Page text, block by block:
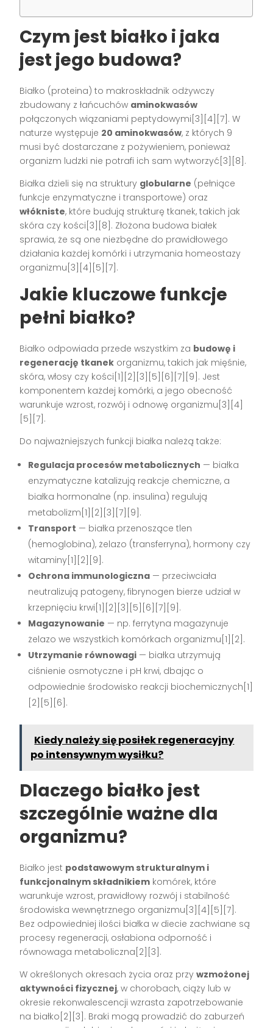
Czym jest białko i jaka
jest jego budowa?
Białko (proteina) to makroskładnik odżywczy
zbudowany z łańcuchów aminokwasów
połączonych wiązaniami peptydowymi[3][4][7]. W
naturze występuje 20 aminokwasów, z których 9
musi być dostarczane z pożywieniem, ponieważ
organizm ludzki nie potrafi ich sam wytworzyć[3][8].
Białka dzieli się na struktury globularne (pełniące
funkcje enzymatyczne i transportowe) oraz
włókniste, które budują strukturę tkanek, takich jak
skóra czy kości[3][8]. Złożona budowa białek
sprawia, że są one niezbędne do prawidłowego
działania każdej komórki i utrzymania homeostazy
organizmu[3][4][5][7].
Jakie kluczowe funkcje
pełni białko?
Białko odpowiada przede wszystkim za budowę i
regenerację tkanek organizmu, takich jak mięśnie,
skóra, włosy czy kości[1][2][3][5][6][7][9]. Jest
komponentem każdej komórki, a jego obecność
warunkuje wzrost, rozwój i odnowę organizmu[3][4]
[5][7].
Do najważniejszych funkcji białka należą także:
Regulacja procesów metabolicznych — białka
enzymatyczne katalizują reakcje chemiczne, a
białka hormonalne (np. insulina) regulują
metabolizm[1][2][3][7][9].
Transport — białka przenoszące tlen
(hemoglobina), żelazo (transferryna), hormony czy
witaminy[1][2][9].
Ochrona immunologiczna — przeciwciała
neutralizują patogeny, fibrynogen bierze udział w
krzepnięciu krwi[1][2][3][5][6][7][9].
Magazynowanie — np. ferrytyna magazynuje
żelazo we wszystkich komórkach organizmu[1][2].
Utrzymanie równowagi — białka utrzymują
ciśnienie osmotyczne i pH krwi, dbając o
odpowiednie środowisko reakcji biochemicznych[1]
[2][5][6].
Kiedy należy się posiłek regeneracyjny
po intensywnym wysiłku?
Dlaczego białko jest
szczególnie ważne dla
organizmu?
Białko jest podstawowym strukturalnym i
funkcjonalnym składnikiem komórek, które
warunkuje wzrost, prawidłowy rozwój i stabilność
środowiska wewnętrznego organizmu[3][4][5][7].
Bez odpowiedniej ilości białka w diecie zachwiane są
procesy regeneracji, osłabiona odporność i
równowaga metaboliczna[2][3].
W określonych okresach życia oraz przywzmożonej
aktywności fizycznej, w chorobach, ciąży lub w
okresie rekonwalescencji wzrasta zapotrzebowanie
na białko[2][3]. Braki mogą prowadzić do zaburzeń